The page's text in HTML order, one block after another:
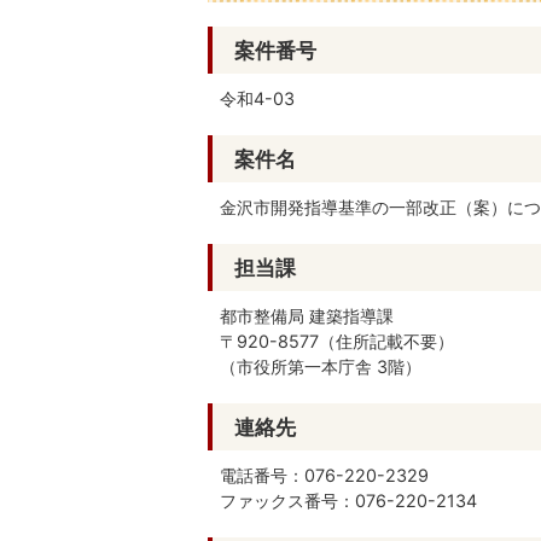
案件番号
令和4-03
案件名
金沢市開発指導基準の一部改正（案）に
担当課
都市整備局 建築指導課
〒920-8577（住所記載不要）
（市役所第一本庁舎 3階）
連絡先
電話番号：076-220-2329
ファックス番号：076-220-2134